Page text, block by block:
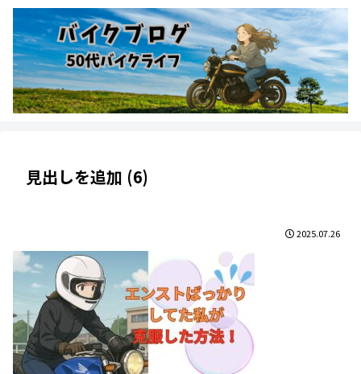
見出しを追加 (6)
2025.07.26